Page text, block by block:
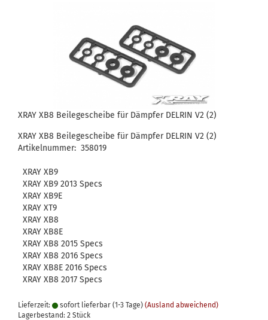
XRAY XB8 Beilegescheibe für Dämpfer DELRIN V2 (2)
XRAY XB8 Beilegescheibe für Dämpfer DELRIN V2 (2)
Artikelnummer: 358019
XRAY XB9
XRAY XB9 2013 Specs
XRAY XB9E
XRAY XT9
XRAY XB8
XRAY XB8E
XRAY XB8 2015 Specs
XRAY XB8 2016 Specs
XRAY XB8E 2016 Specs
XRAY XB8 2017 Specs
Lieferzeit: sofort lieferbar (1-3 Tage) (Ausland abweichend)
Lagerbestand: 2 Stück